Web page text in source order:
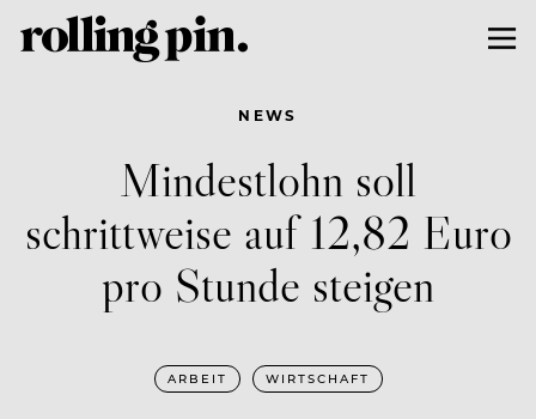
NEWS
Mindestlohn soll
schrittweise auf 12,82 Euro
pro Stunde steigen
ARBEIT WIRTSCHAFT